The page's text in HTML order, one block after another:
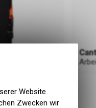
Website
Zwecken wir